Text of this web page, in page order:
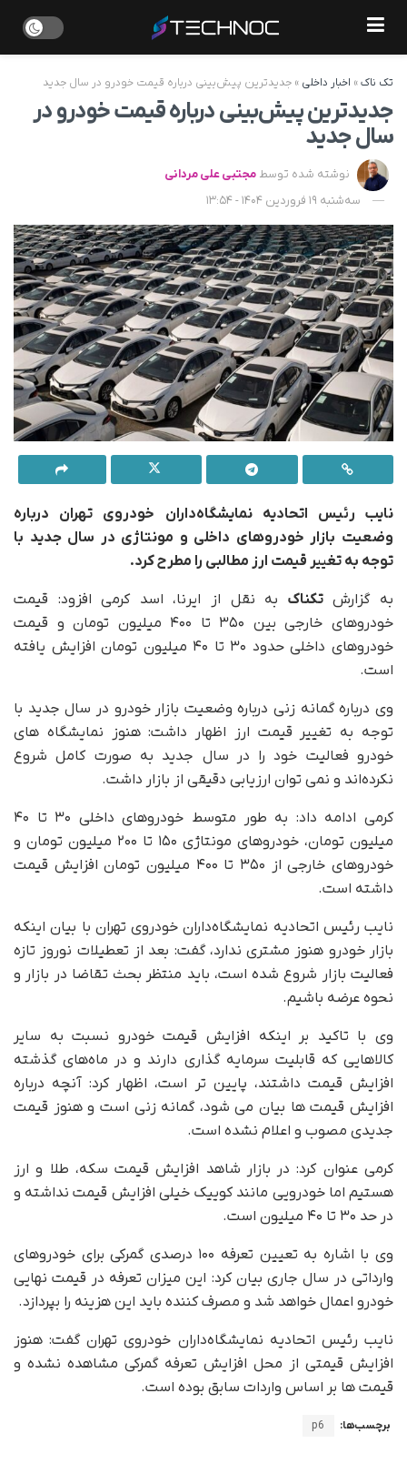
تک ناک» اخبار داخلی » جدیدترین پیش‌بینی درباره قیمت خودرو در سال جدید
جدیدترین پیش‌بینی درباره قیمت خودرو در
سال جدید
نوشته شده توسط مجتبی علی مردانی
سه‌شنبه 19 فروردین 1404 - 13:54
نایب رئیس اتحادیه نمایشگاه‌داران خودروی تهران درباره
وضعیت بازار خودروهای داخلی و مونتاژی در سال جدید با
توجه به تغییر قیمت ارز مطالبی را مطرح کرد.
به گزارشتکناک به نقل از ایرنا، اسد کرمی افزود: قیمت
خودروهای خارجی بین ۳۵۰ تا ۴۰۰ میلیون تومان و قیمت
خودروهای داخلی حدود ۳۰ تا ۴۰ میلیون تومان افزایش یافته
است.
وی درباره گمانه زنی درباره وضعیت بازار خودرو در سال جدید با
توجه به تغییر قیمت ارز اظهار داشت: هنوز نمایشگاه های
خودرو فعالیت خود را در سال جدید به صورت کامل شروع
نکرده‌اند و نمی توان ارزیابی دقیقی از بازار داشت.
کرمی ادامه داد: به طور متوسط خودروهای داخلی ۳۰ تا ۴۰
میلیون تومان، خودروهای مونتاژی ۱۵۰ تا ۲۰۰ میلیون تومان و
خودروهای خارجی از ۳۵۰ تا ۴۰۰ میلیون تومان افزایش قیمت
داشته است.
نایب رئیس اتحادیه نمایشگاه‌داران خودروی تهران با بیان اینکه
بازار خودرو هنوز مشتری ندارد، گفت: بعد از تعطیلات نوروز تازه
فعالیت بازار شروع شده است، باید منتظر بحث تقاضا در بازار و
نحوه عرضه باشیم.
وی با تاکید بر اینکه افزایش قیمت خودرو نسبت به سایر
کالاهایی که قابلیت سرمایه گذاری دارند و در ماه‌های گذشته
افزایش قیمت داشتند، پایین تر است، اظهار کرد: آنچه درباره
افزایش قیمت ها بیان می شود، گمانه زنی است و هنوز قیمت
جدیدی مصوب و اعلام نشده است.
کرمی عنوان کرد: در بازار شاهد افزایش قیمت سکه، طلا و ارز
هستیم اما خودرویی مانند کوییک خیلی افزایش قیمت نداشته و
در حد ۳۰ تا ۴۰ میلیون است.
وی با اشاره به تعیین تعرفه ۱۰۰ درصدی گمرکی برای خودروهای
وارداتی در سال جاری بیان کرد: این میزان تعرفه در قیمت نهایی
خودرو اعمال خواهد شد و مصرف کننده باید این هزینه را بپردازد.
نایب رئیس اتحادیه نمایشگاه‌داران خودروی تهران گفت: هنوز
افزایش قیمتی از محل افزایش تعرفه گمرکی مشاهده نشده و
قیمت ها بر اساس واردات سابق بوده است.
برچسب‌ها: p6